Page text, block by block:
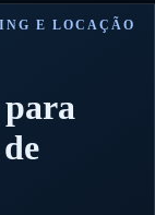
E LOCAÇÃO